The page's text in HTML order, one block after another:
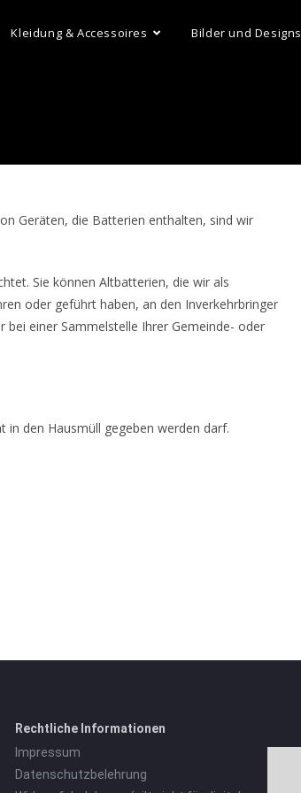
Kleidung & Accessoires Bilder und Designs
Geräten, die Batterien enthalten, sind wir
Sie können Altbatterien, die wir als
oder geführt haben, an den Inverkehrbringer
bei einer Sammelstelle Ihrer Gemeinde- oder
den Hausmüll gegeben werden darf.
Rechtliche Informationen
Impressum
Datenschutzbelehrung